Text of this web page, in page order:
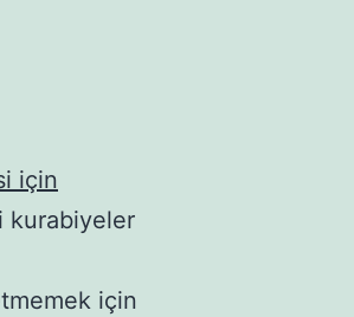
için
kurabiyeler
için